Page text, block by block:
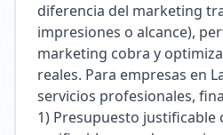
diferencia del marketing
impresiones o alcance),
marketing cobra y
reales. Para empresas en
servicios profesionales,
1) Presupuesto justificable